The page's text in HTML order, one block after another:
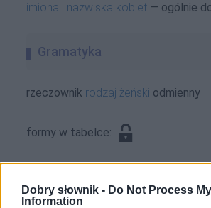
Dobry słownik - Do Not Process
Information
imiona i nazwiska kobiet — ogólnie
Gramatyka
rzeczownik rodzaj żeński odmienny
formy w tabelce:
Czekańska; Czekańską; Czekańskich;